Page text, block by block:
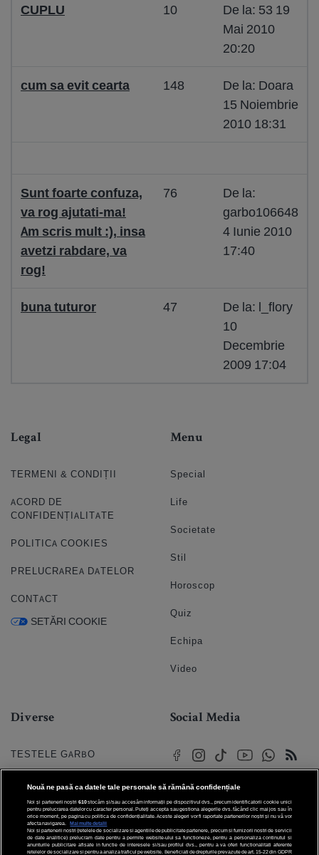
CUPLU 10
De la: 53 19
Mai 2010
20:20
cum sa evit cearta 148
De la: Doara
15 Noiembrie
2010 18:31
Sunt foarte confuza,
va rog ajutati-ma!
Am scris mult :), insa
avetzi rabdare, va
rog!
76
De la:
garbo106648
4 Iunie 2010
17:40
buna tuturor 47
De la: l_flory
10
Decembrie
2009 17:04
Legal
TERMENI & CONDIȚII
ACORD DE
CONFIDENȚIALITATE
POLITICA COOKIES
PRELUCRAREA DATELOR
CONTACT
SETĂRI COOKIE
Menu
Special
Life
Societate
Stil
Horoscop
Quiz
Echipa
Video
Diverse
TESTELE GARBO
HOROSCOP
HOROSCOPUL IUBIRII
FORUMURI
Social Media
© 2026 Internet Corp SRL
Toate drepturile rezervate
Nouă ne pasă ca datele tale personale să rămână confidențiale
Noi și partenerii noștri 610stocăm și/sau accesăm informații pe dispozitivul dvs., precum identificatorii cookie unici
pentru prelucrarea datelor cu caracter personal. Puteți accepta sau gestiona alegerile dvs. făcând clic mai jos sau în
orice moment, pe pagina cu politica de confidențialitate. Aceste alegeri vor fi raportate partenerilor noștri și nu vă vor
afecta navigarea.
Mai multe detalii
Noi si partenerii nostri (retelele de socializare si agentiile de publicitate partenere, precum si furnizorii nostri de servicii
de date analitice) prelucram date pentru a permite website-ului sa functioneze, pentru a personaliza continutul si
anunturile publicitare afisate in functie de interesele si/sau profilul dvs., pentru a va oferi functionalitati aferente
retelelor de socializare si pentru a analiza traficul pe website. Beneficiati de drepturile prevazute de art. 15-22 din GDPR